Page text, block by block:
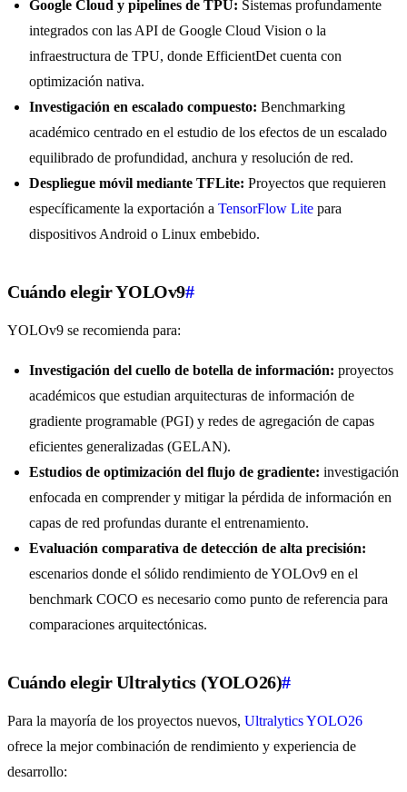
Google Cloud y pipelines de TPU: Sistemas profundamente
integrados con las API de Google Cloud Vision o la
infraestructura de TPU, donde EfficientDet cuenta con
optimización nativa.
Investigación en escalado compuesto: Benchmarking
académico centrado en el estudio de los efectos de un escalado
equilibrado de profundidad, anchura y resolución de red.
Despliegue móvil mediante TFLite: Proyectos que requieren
específicamente la exportación a TensorFlow Lite para
dispositivos Android o Linux embebido.
Cuándo elegir YOLOv9#
YOLOv9 se recomienda para:
Investigación del cuello de botella de información: proyectos
académicos que estudian arquitecturas de información de
gradiente programable (PGI) y redes de agregación de capas
eficientes generalizadas (GELAN).
Estudios de optimización del flujo de gradiente: investigación
enfocada en comprender y mitigar la pérdida de información en
capas de red profundas durante el entrenamiento.
Evaluación comparativa de detección de alta precisión:
escenarios donde el sólido rendimiento de YOLOv9 en el
benchmark COCO es necesario como punto de referencia para
comparaciones arquitectónicas.
Cuándo elegir Ultralytics (YOLO26)#
Para la mayoría de los proyectos nuevos, Ultralytics YOLO26
ofrece la mejor combinación de rendimiento y experiencia de
desarrollo: